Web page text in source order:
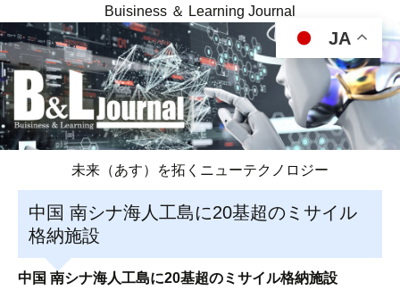
Buisiness ＆ Learning Journal
未来（あす）を拓くニューテクノロジー
中国 南シナ海人工島に20基超のミサイル
格納施設
中国 南シナ海人工島に20基超のミサイル格納施設
JA